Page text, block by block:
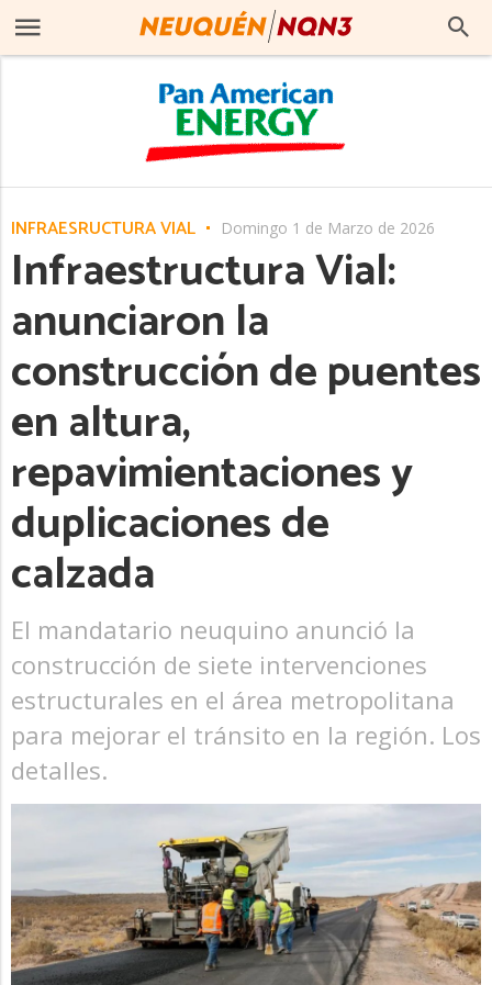
INFRAESRUCTURA VIAL Domingo 1 de Marzo de 2026
Infraestructura Vial:
anunciaron la
construcción de puentes
en altura,
repavimientaciones y
duplicaciones de
calzada
El mandatario neuquino anunció la
construcción de siete intervenciones
estructurales en el área metropolitana
para mejorar el tránsito en la región. Los
detalles.